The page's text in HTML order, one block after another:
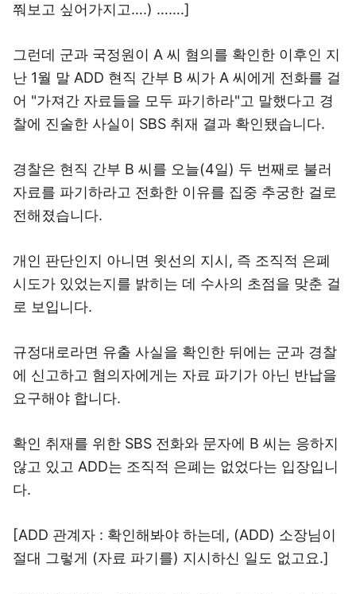
쭤보고 싶어가지고….) …….]
그런데 군과 국정원이 A 씨 혐의를 확인한 이후인 지
난 1월 말 ADD 현직 간부 B 씨가 A 씨에게 전화를 걸
어 "가져간 자료들을 모두 파기하라"고 말했다고 경
찰에 진술한 사실이 SBS 취재 결과 확인됐습니다.
경찰은 현직 간부 B 씨를 오늘(4일) 두 번째로 불러
자료를 파기하라고 전화한 이유를 집중 추궁한 걸로
전해졌습니다.
개인 판단인지 아니면 윗선의 지시, 즉 조직적 은폐
시도가 있었는지를 밝히는 데 수사의 초점을 맞춘 걸
로 보입니다.
규정대로라면 유출 사실을 확인한 뒤에는 군과 경찰
에 신고하고 혐의자에게는 자료 파기가 아닌 반납을
요구해야 합니다.
확인 취재를 위한 SBS 전화와 문자에 B 씨는 응하지
않고 있고 ADD는 조직적 은폐는 없었다는 입장입니
다.
[ADD 관계자 : 확인해봐야 하는데, (ADD) 소장님이
절대 그렇게 (자료 파기를) 지시하신 일도 없고요.]